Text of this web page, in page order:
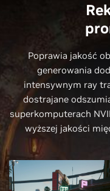
Poprawia jakość
generowania
intensywnym ray
dostrajane
superkomputerach
wyższej jakości